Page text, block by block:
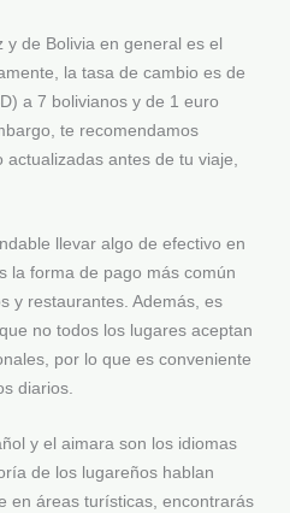
y de Bolivia en general es el
la tasa de cambio es de
a 7 bolivianos y de 1 euro
te recomendamos
antes de tu viaje,
llevar algo de efectivo en
la forma de pago más común
y restaurantes. Además, es
no todos los lugares aceptan
por lo que es conveniente
diarios.
y el aimara son los idiomas
de los lugareños hablan
en áreas turísticas, encontrarás